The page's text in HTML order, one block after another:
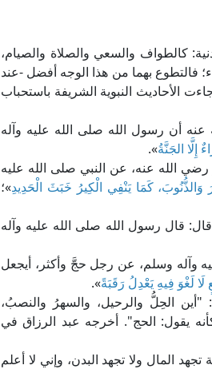
كالطواف والسعي والصلاة والصيام،
فالتطوع بهما من هذا الوجه أفضل -عند
الأحاديث النبوية الشريفة باستحباب
أن رسول الله صلى الله عليه وآله
إِلَّا الجَنَّةُ».
الله عنه، عن النبي صلى الله عليه
وَالذُّنُوبَ، كَمَا يَنْفِي الْكِيرُ خَبَثَ الْحَدِيدِ»؛
قال رسول الله صلى الله عليه وآله
وآله وسلم، عن رجل حجَّ وأكثر، أيجعل
لَغْوَ فِيهِ يَعْدِلُ رَقَبَةً».
الحِلُّ والرحيل، والسهرُ والنصبُ،
يقول: الحج". أخرجه عبد الرزاق في
المال ولا تجهد البدن، وإني لا أعلم